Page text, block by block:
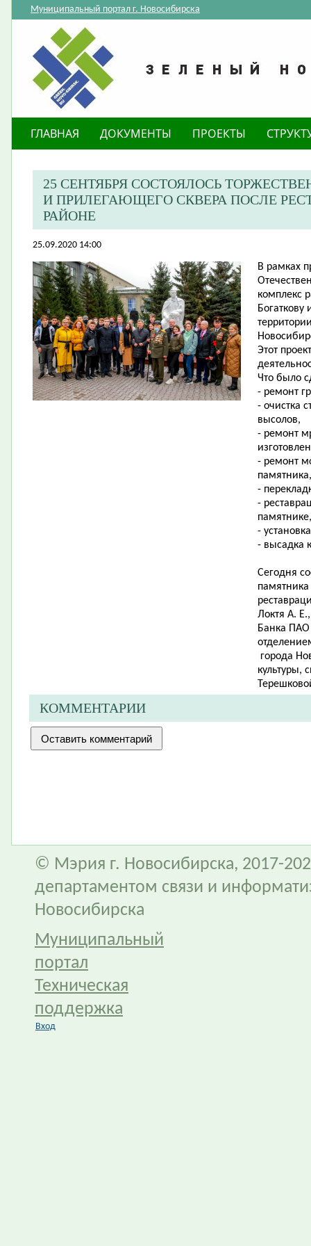
Муниципальный портал г. Новосибирска
ГЛАВНАЯ ДОКУМЕНТЫ ПРОЕКТЫ
25 СЕНТЯБРЯ СОСТОЯЛОСЬ
И ПРИЛЕГАЮЩЕГО СКВЕРА ПОСЛЕ
РАЙОНЕ
25.09.2020 14:00
В рамках
комплекс
Богаткову
Этот
Что было
- ремонт
- очистка
высолов,
- ремонт
- ремонт
памятника,
-
-
-
- высадка
Сегодня
Локтя А.
Банка
города
культуры,
КОММЕНТАРИИ
© Мэрия г. Новосибирска, 2017-
департаментом связи и
Новосибирска
Муниципальный
портал
Техническая
поддержка
Вход